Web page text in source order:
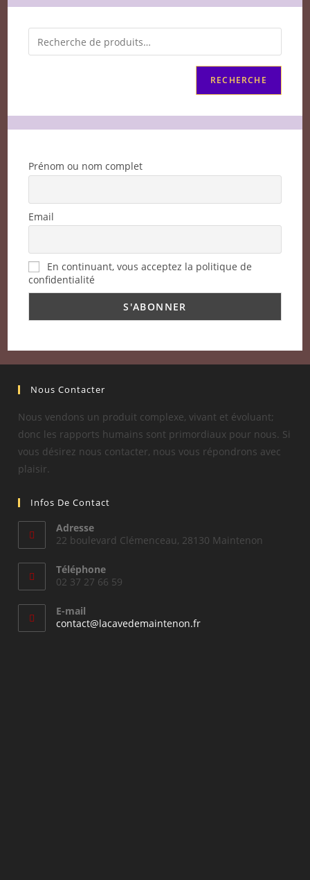
RECHERCHE
Prénom ou nom complet
Email
En continuant, vous acceptez la politique de
confidentialité
Nous Contacter
Nous vendons un produit complexe, vivant et évoluant;
donc les rapports humains sont primordiaux pour nous. Si
vous désirez nous contacter, nous vous répondrons avec
plaisir.
Infos De Contact
Adresse
22 boulevard Clémenceau, 28130 Maintenon
Téléphone
02 37 27 66 59
E-mail
contact@lacavedemaintenon.frS’ouvre